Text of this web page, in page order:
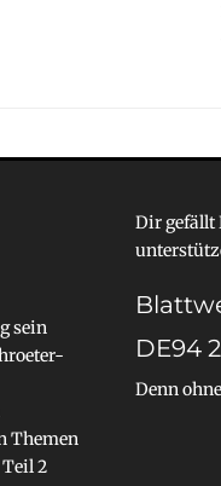
sein
Themen
2
Dir gefällt
DE94
Denn